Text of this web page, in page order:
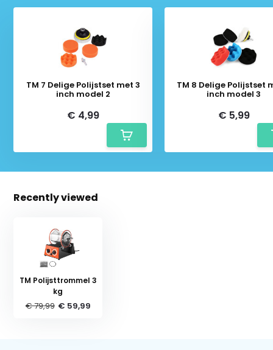
TM 7 Delige Polijstset met 3
inch model 2
€ 4,99
TM 8 Delige Polijstset
inch model 3
€ 5,99
Recently viewed
TM Polijsttrommel 3
kg
€ 79,99 € 59,99